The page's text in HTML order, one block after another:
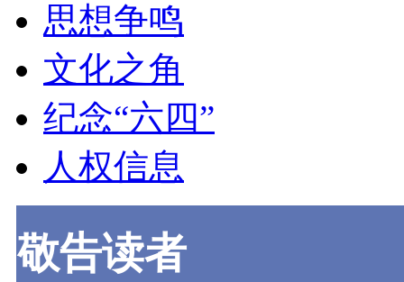
思想争鸣
文化之角
纪念“六四”
人权信息
敬告读者